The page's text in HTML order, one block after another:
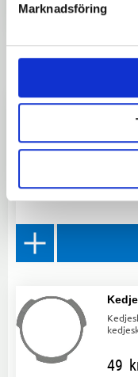
Marknadsföring
Håller
49